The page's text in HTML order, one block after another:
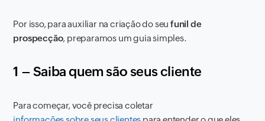
Por isso, para auxiliar na criação do seufunil de
prospecção, preparamos um guia simples.
1 – Saiba quem são seus cliente
Para começar, você precisa coletar